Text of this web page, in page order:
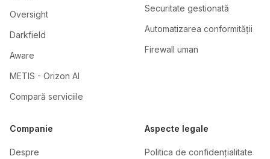
Oversight
Darkfield
Aware
METIS - Orizon AI
Compară serviciile
Securitate gestionată
Automatizarea conformității
Firewall uman
Companie
Despre
Aspecte legale
Politica de confidențialitate